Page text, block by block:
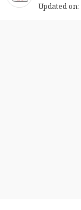
Updated on: